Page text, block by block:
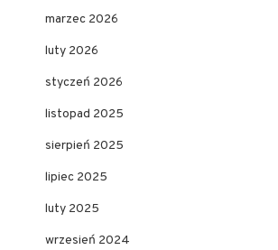
marzec 2026
luty 2026
styczeń 2026
listopad 2025
sierpień 2025
lipiec 2025
luty 2025
wrzesień 2024